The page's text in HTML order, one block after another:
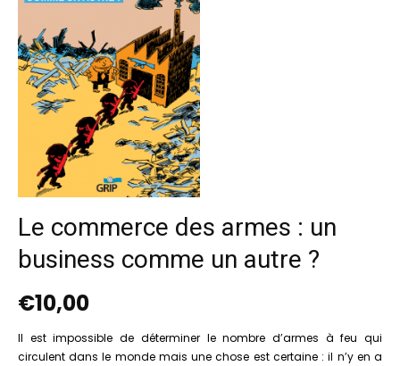
Le commerce des armes : un
business comme un autre ?
€10,00
Il est impossible de déterminer le nombre d’armes à feu qui
circulent dans le monde mais une chose est certaine : il n’y en a